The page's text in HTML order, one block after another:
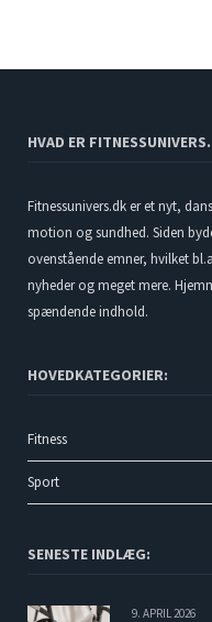
HVAD ER
Fitnessunivers.dk er et nyt,
motion og sundhed. Siden
ovenstående emner, hvilket
nyheder og meget mere.
spændende indhold.
HOVEDKATEGORIER:
Fitness
Sport
SENESTE INDLÆG:
9. APRIL 2026